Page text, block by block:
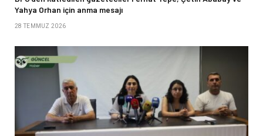
Yahya Orhan için anma mesajı
28 TEMMUZ 2026